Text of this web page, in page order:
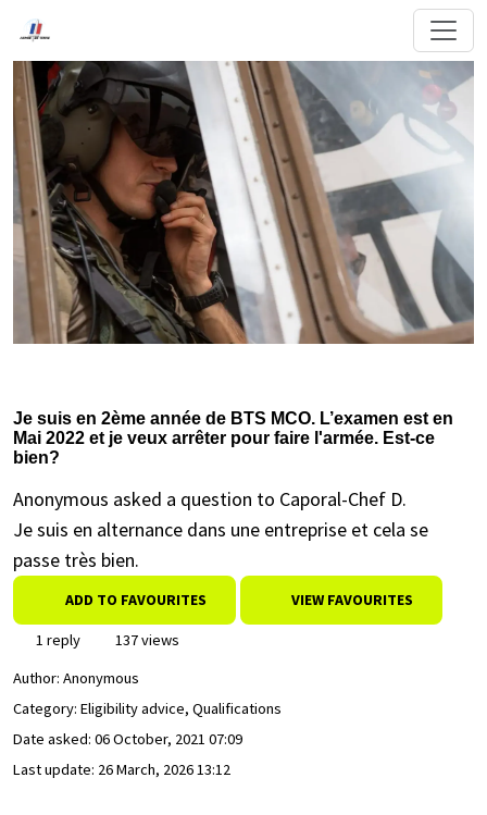
Je suis en 2ème année de BTS MCO. L’examen est en
Mai 2022 et je veux arrêter pour faire l'armée. Est-ce
bien?
Anonymous asked a question to Caporal-Chef D.
Je suis en alternance dans une entreprise et cela se
passe très bien.
ADD TO FAVOURITES VIEW FAVOURITES
1 reply
137 views
Author: Anonymous
Category: Eligibility advice, Qualifications
Date asked: 06 October, 2021 07:09
Last update: 26 March, 2026 13:12